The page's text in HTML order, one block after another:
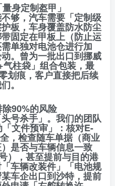
身定制盔甲」
够，汽车需要「定制级
板，车身覆盖防水防尘
固定在甲板上（防止运
单独对电池仓进行加
。曾为一批出口到挪威
柱袋」组合包装，最
划痕，客户直接把后续
。
90%的风险
号杀手」。我们的团队
文件预审」：核对E-
，检查随车单据（商业
是否与车辆信息一致
），甚至提前与目的港
车辆改装件」「电池规
车企出口到沙特，提前